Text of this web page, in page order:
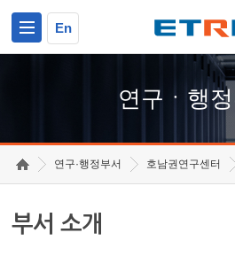
En
연구ㆍ행
연구·행정부서 호남권연구센터
부서 소개